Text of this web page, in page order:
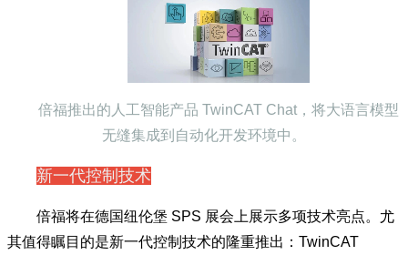
倍福推出的人工智能产品 TwinCAT Chat，将大语言模型
无缝集成到自动化开发环境中。
新一代控制技术
倍福将在德国纽伦堡 SPS 展会上展示多项技术亮点。尤
其值得瞩目的是新一代控制技术的隆重推出：TwinCAT